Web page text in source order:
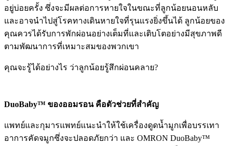
อยู่บ่อยครั้ง ซึ่งจะมีผลต่อการหายใจในขณะที่ลูกน้อยนอนหลับ
และอาจนำไปสู่โรคทางเดินหายใจที่รุนแรงยิ่งขึ้นได้ ลูกน้อยของ
คุณควรได้รับการพักผ่อนอย่างเต็มที่และเติบโตอย่างมีสุขภาพดี
ตามพัฒนาการที่เหมาะสมของพวกเขา
คุณจะรู้ได้อย่างไร ว่าลูกน้อยรู้สึกผ่อนคลาย?
DuoBaby™ ของออมรอน คือตัวช่วยที่สำคัญ
แพทย์และกุมารแพทย์แนะนำให้ใช้เครื่องดูดน้ำมูกเพื่อบรรเทา
อาการคัดจมูกซึ่งจะปลอดภัยกว่า และ OMRON DuoBaby™